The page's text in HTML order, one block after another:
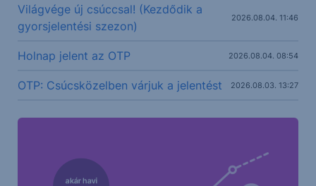
Világvége új csúccsal! (Kezdődik a
gyorsjelentési szezon)
2026.08.04. 11:46
Holnap jelent az OTP 2026.08.04. 08:54
OTP: Csúcsközelben várjuk a jelentést 2026.08.03. 13:27